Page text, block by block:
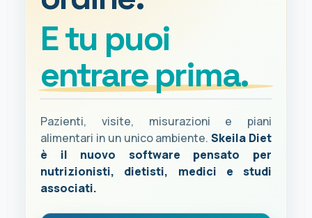
E tu puoi
entrare prima.
Pazienti, visite, misurazioni e piani
alimentari in un unico ambiente.Skeila Diet
è il nuovo software pensato per
nutrizionisti, dietisti, medici e studi
associati.